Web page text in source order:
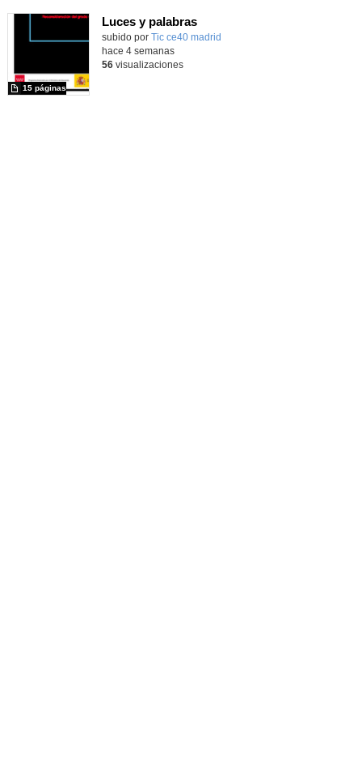
Luces y palabras
subido por Tic ce40 madrid
15 páginas
hace 4 semanas
56visualizaciones